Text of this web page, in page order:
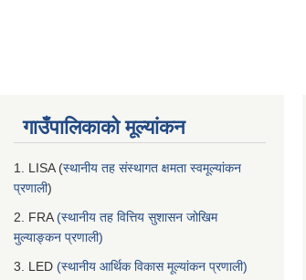
गाउँपालिकाको मूल्यांकन
1. LISA (स्थानीय तह संस्थागत क्षमता स्वमूल्यांकन
प्रणाली)
2. FRA (स्थानीय तह वित्तिय सुशासन जोखिम
मुल्याङ्कन प्रणाली)
3. LED (स्थानीय आर्थिक विकास मूल्यांकन प्रणाली)